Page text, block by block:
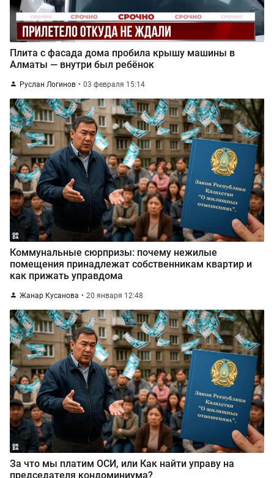
Плита с фасада дома пробила крышу машины в
Алматы — внутри был ребёнок
Руслан Логинов 03 февраля 15:14
Коммунальные сюрпризы: почему нежилые
помещения принадлежат собственникам квартир и
как прижать управдома
Жанар Кусанова 20 января 12:48
За что мы платим ОСИ, или Как найти управу на
председателя кондоминиума?